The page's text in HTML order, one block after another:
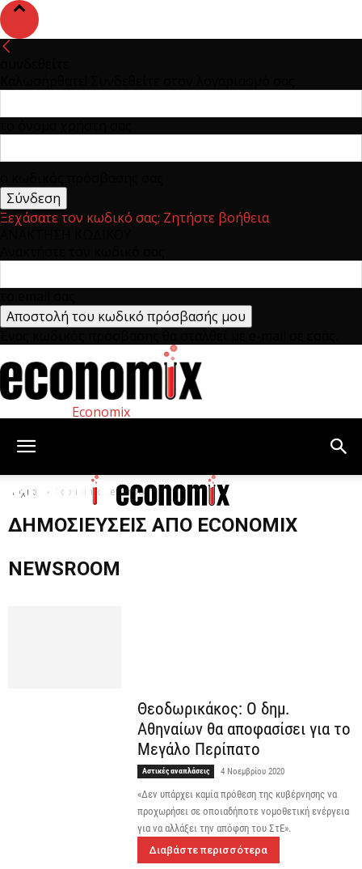
Ξεχάσατε τον κωδικό σας; Ζητήστε βοήθεια
Economix
Αρχική Economix Newsroom
ΔΗΜΟΣΙΕΎΣΕΙΣ ΑΠΌ ECONOMIX
NEWSROOM
Θεοδωρικάκος: Ο δημ.
Αθηναίων θα αποφασίσει για το
Μεγάλο Περίπατο
Αστικές αναπλάσεις 4 Νοεμβρίου 2020
«Δεν υπάρχει καμία πρόθεση της κυβέρνησης να
προχωρήσει σε οποιαδήποτε νομοθετική ενέργεια
για να αλλάξει την απόφση του ΣτΕ».
Διαβάστε περισσότερα